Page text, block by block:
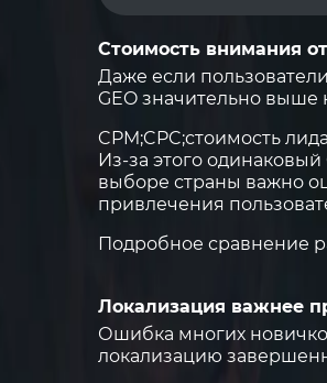
Стоимость внимания
Даже если
GEO значительно выше
CPM;CPC;стоимость
Из-за этого
выборе страны важно
привлечения
Подробное сравнение
Локализация важнее
Ошибка многих
локализацию